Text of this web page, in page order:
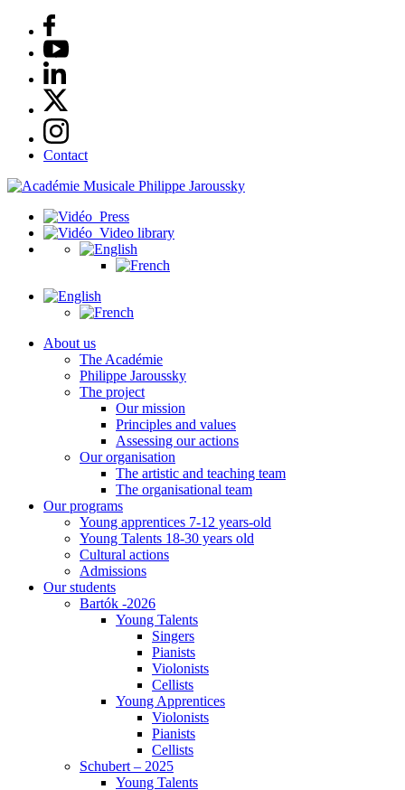
Contact
Press
Video library
About us
The Académie
Philippe Jaroussky
The project
Our mission
Principles and values
Assessing our actions
Our organisation
The artistic and teaching team
The organisational team
Our programs
Young apprentices 7-12 years-old
Young Talents 18-30 years old
Cultural actions
Admissions
Our students
Bartók -2026
Young Talents
Singers
Pianists
Violonists
Cellists
Young Apprentices
Violonists
Pianists
Cellists
Schubert – 2025
Young Talents